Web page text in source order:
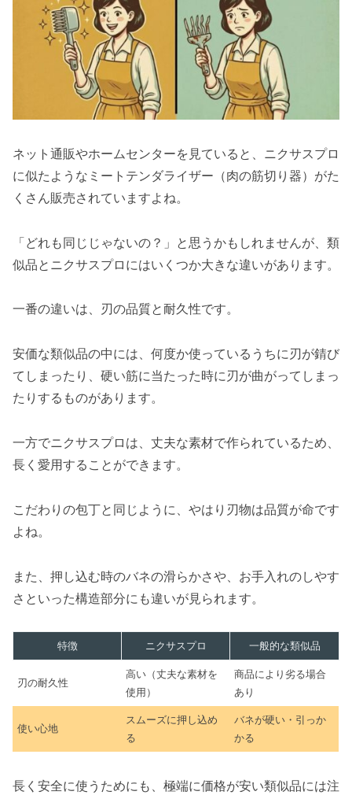
ネット通販やホームセンターを見ていると、ニクサスプロ
に似たようなミートテンダライザー（肉の筋切り器）がた
くさん販売されていますよね。
「どれも同じじゃないの？」と思うかもしれませんが、類
似品とニクサスプロにはいくつか大きな違いがあります。
一番の違いは、刃の品質と耐久性です。
安価な類似品の中には、何度か使っているうちに刃が錆び
てしまったり、硬い筋に当たった時に刃が曲がってしまっ
たりするものがあります。
一方でニクサスプロは、丈夫な素材で作られているため、
長く愛用することができます。
こだわりの包丁と同じように、やはり刃物は品質が命です
よね。
また、押し込む時のバネの滑らかさや、お手入れのしやす
さといった構造部分にも違いが見られます。
特徴 ニクサスプロ 一般的な類似品
刃の耐久性
高い（丈夫な素材を
使用）
商品により劣る場合
あり
使い心地
スムーズに押し込め
る
バネが硬い・引っか
かる
長く安全に使うためにも、極端に価格が安い類似品には注